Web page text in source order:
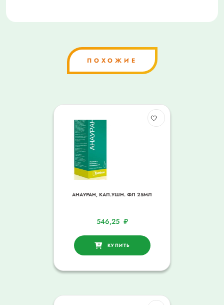
ПОХОЖИЕ
АНАУРАН, КАП.УШН. ФЛ 25МЛ
546,25 ₽
КУПИТЬ